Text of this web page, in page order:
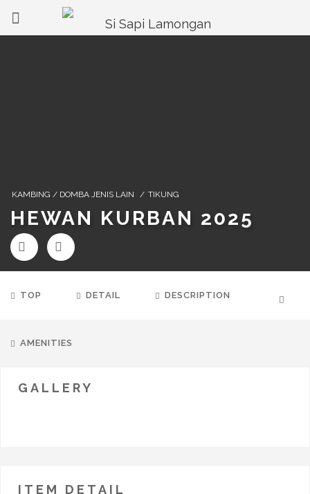
KAMBING / DOMBA JENIS LAIN / TIKUNG
HEWAN KURBAN 2025
TOP DETAIL DESCRIPTION
AMENITIES
GALLERY
ITEM DETAIL